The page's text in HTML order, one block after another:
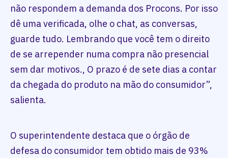
não respondem a demanda dos Procons. Por isso
dê uma verificada, olhe o chat, as conversas,
guarde tudo. Lembrando que você tem o direito
de se arrepender numa compra não presencial
sem dar motivos., O prazo é de sete dias a contar
da chegada do produto na mão do consumidor”,
salienta.
O superintendente destaca que o órgão de
defesa do consumidor tem obtido mais de 93%